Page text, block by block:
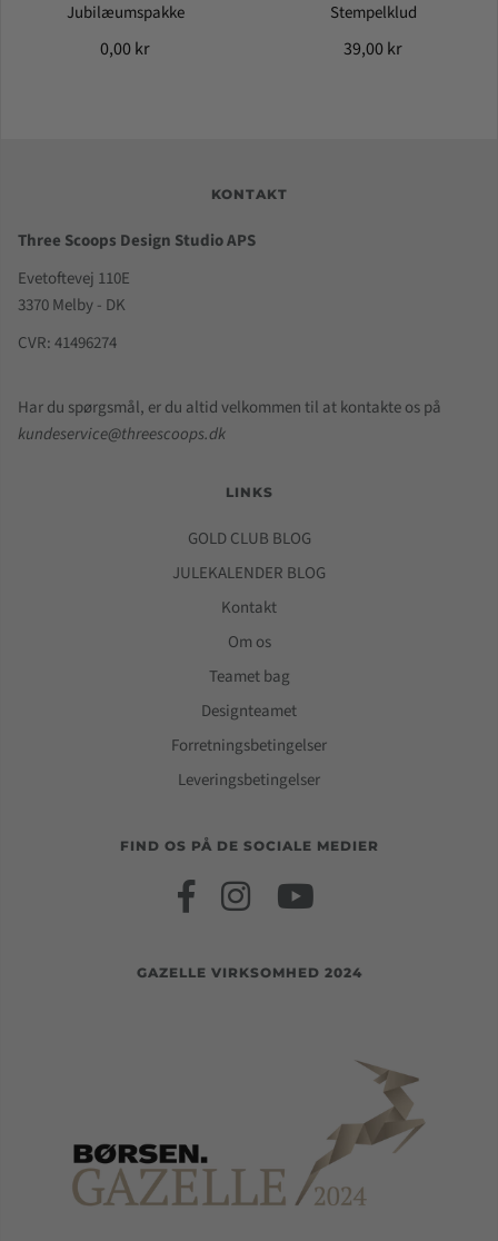
Jubilæumspakke
0,00 kr
Stempelklud
39,00 kr
KONTAKT
Three Scoops Design Studio APS
Evetoftevej 110E
3370 Melby - DK
CVR: 41496274
Har du spørgsmål, er du altid velkommen til at kontakte os på
kundeservice@threescoops.dk
LINKS
GOLD CLUB BLOG
JULEKALENDER BLOG
Kontakt
Om os
Teamet bag
Designteamet
Forretningsbetingelser
Leveringsbetingelser
FIND OS PÅ DE SOCIALE MEDIER
GAZELLE VIRKSOMHED 2024